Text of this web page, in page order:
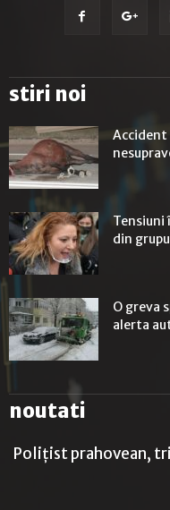
stiri noi
Accident
Tensiuni
din
O greva
alerta
noutati
Polițist prahovean,